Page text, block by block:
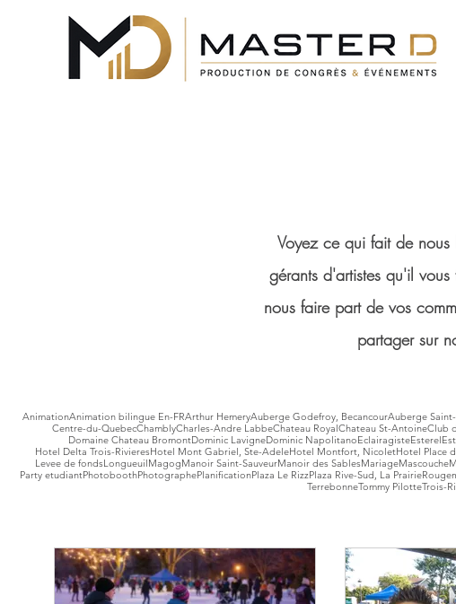
Voyez ce qui fait de
gérants d'artistes qu'il
nous faire part de vos
partager sur
AnimationAnimation bilingue En-FRArthur HemeryAuberge Godefroy, BecancourAuberge
Centre-du-QuebecChamblyCharles-Andre LabbeChateau RoyalChateau St-AntoineClub
Domaine Chateau BromontDominic LavigneDominic NapolitanoEclairagisteEsterel
Hotel Delta Trois-RivieresHotel Mont Gabriel, Ste-AdeleHotel Montfort, NicoletHotel Place
Levee de fondsLongueuilMagogManoir Saint-SauveurManoir des SablesMariageMascouche
Party etudiantPhotoboothPhotographePlanificationPlaza Le RizzPlaza Rive-Sud, La Prairie
TerrebonneTommy PilotteTrois-